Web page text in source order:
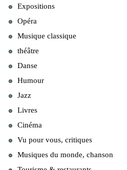
Expositions
Opéra
Musique classique
théâtre
Danse
Humour
Jazz
Livres
Cinéma
Vu pour vous, critiques
Musiques du monde, chanson